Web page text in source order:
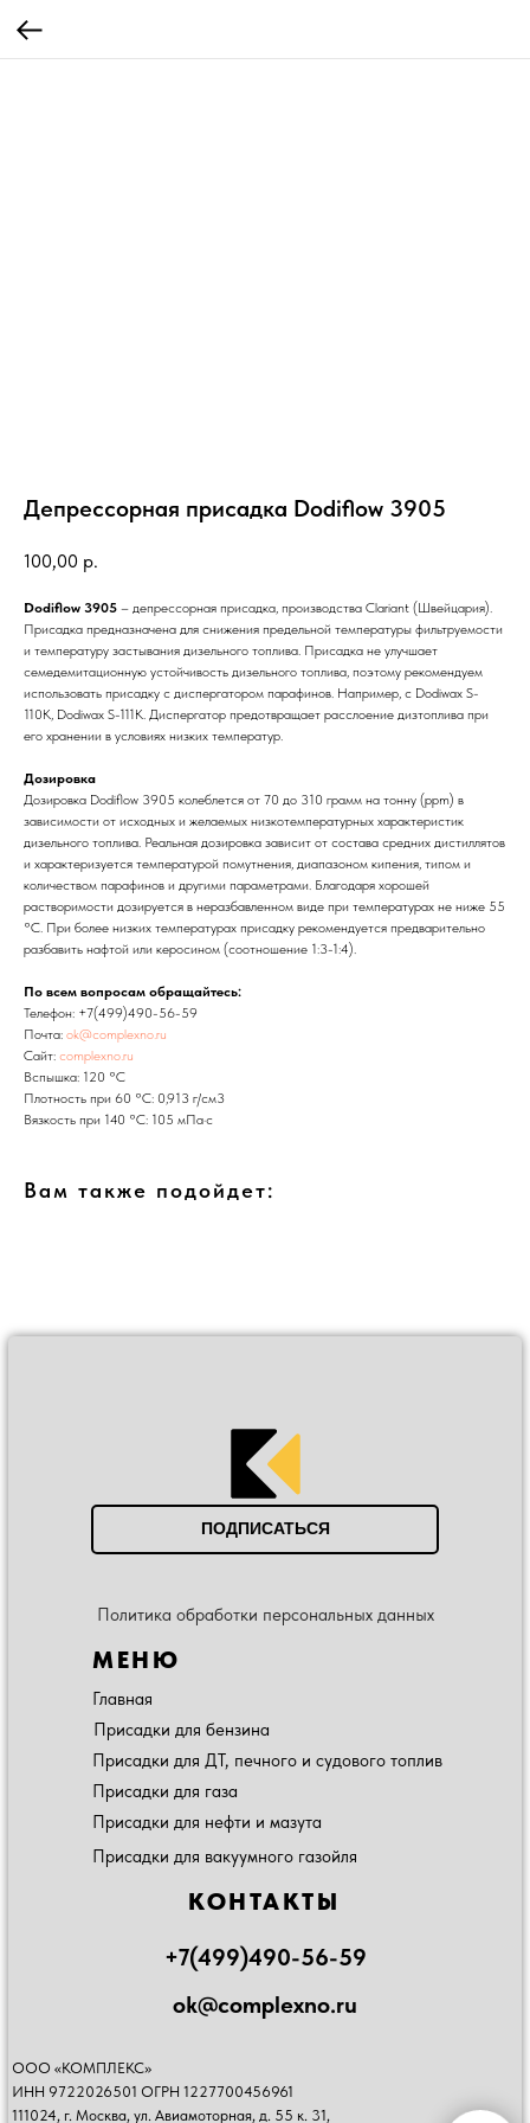
Депрессорная присадка Dodiflow 3905
100,00 р.
Dodiflow 3905 – депрессорная присадка, производства Clariant (Швейцария).
Присадка предназначена для снижения предельной температуры фильтруемости
и температуру застывания дизельного топлива. Присадка не улучшает
семедемитационную устойчивость дизельного топлива, поэтому рекомендуем
использовать присадку с диспергатором парафинов. Например, с Dodiwax S-
110K, Dodiwax S-111K. Диспергатор предотвращает расслоение дизтоплива при
его хранении в условиях низких температур.
Дозировка
Дозировка Dodiflow 3905 колеблется от 70 до 310 грамм на тонну (ppm) в
зависимости от исходных и желаемых низкотемпературных характеристик
дизельного топлива. Реальная дозировка зависит от состава средних дистиллятов
и характеризуется температурой помутнения, диапазоном кипения, типом и
количеством парафинов и другими параметрами. Благодаря хорошей
растворимости дозируется в неразбавленном виде при температурах не ниже 55
°С. При более низких температурах присадку рекомендуется предварительно
разбавить нафтой или керосином (соотношение 1:3-1:4).
По всем вопросам обращайтесь:
Телефон: +7(499)490-56-59
Почта: ok@complexno.ru
Сайт: complexno.ru
Вспышка: 120 °С
Плотность при 60 °С: 0,913 г/см3
Вязкость при 140 °С: 105 мПа·с
Вам также подойдет:
МЕНЮ
КОНТАКТЫ
Главная
Присадки для бензина
Присадки для ДТ, печного и судового топлив
Присадки для газа
Присадки для нефти и мазута
Присадки для вакуумного газойля
+7(499)490-56-59
ok@complexno.ru
ПОДПИСАТЬСЯ
Политика обработки персональных данных
111024, г. Москва, ул. Авиамоторная, д. 55 к. 31,
ИНН 9722026501 ОГРН 1227700456961
ООО «КОМПЛЕКС»